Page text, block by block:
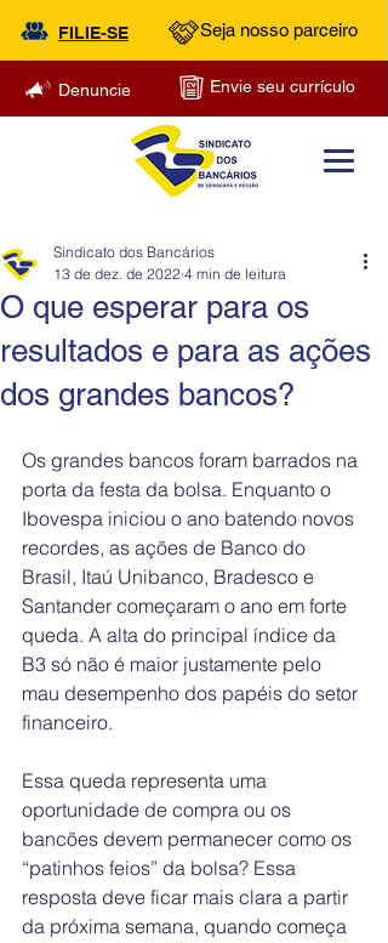
FILIE-SE Seja nosso parceiro
Denuncie Envie seu currículo
O que esperar para os
resultados e para as ações
dos grandes bancos?
Sindicato dos Bancários
13 de dez. de 2022 4 min de leitura
Os grandes bancos foram barrados na
porta da festa da bolsa. Enquanto o
Ibovespa iniciou o ano batendo novos
recordes, as ações de Banco do
Brasil, Itaú Unibanco, Bradesco e
Santander começaram o ano em forte
queda. A alta do principal índice da
B3 só não é maior justamente pelo
mau desempenho dos papéis do setor
financeiro.
Essa queda representa uma
oportunidade de compra ou os
bancões devem permanecer como os
“patinhos feios” da bolsa? Essa
resposta deve ficar mais clara a partir
da próxima semana, quando começa